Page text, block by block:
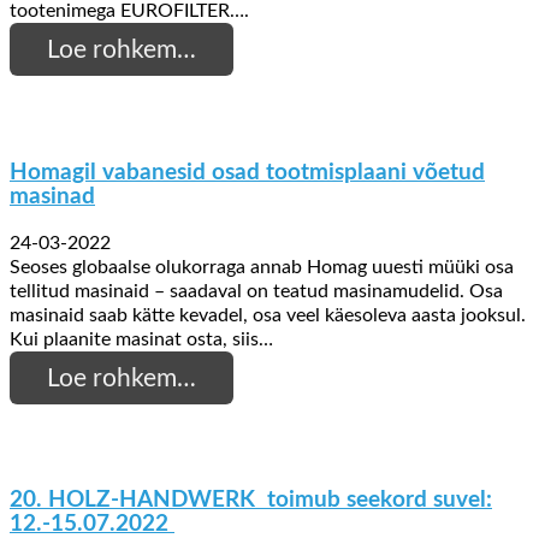
tootenimega EUROFILTER….
Loe rohkem…
Homagil vabanesid osad tootmisplaani võetud
masinad
24-03-2022
Seoses globaalse olukorraga annab Homag uuesti müüki osa
tellitud masinaid – saadaval on teatud masinamudelid. Osa
masinaid saab kätte kevadel, osa veel käesoleva aasta jooksul.
Kui plaanite masinat osta, siis…
Loe rohkem…
20. HOLZ-HANDWERK toimub seekord suvel:
12.-15.07.2022